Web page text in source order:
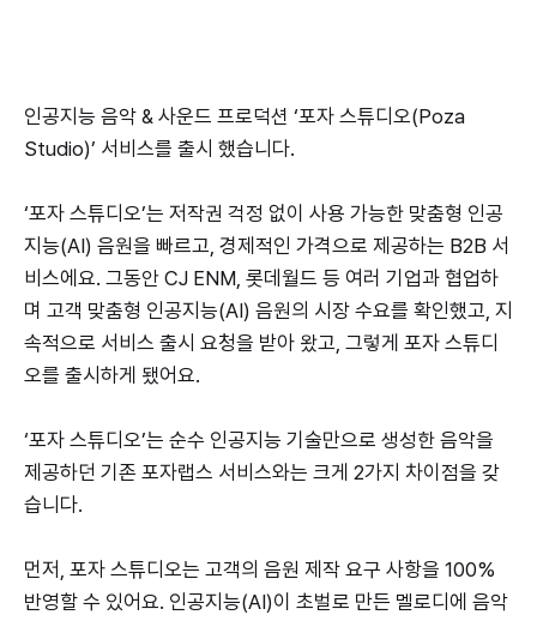
인공지능 음악 & 사운드 프로덕션 ‘포자 스튜디오(Poza
Studio)’ 서비스를 출시 했습니다.
‘포자 스튜디오’는 저작권 걱정 없이 사용 가능한 맞춤형 인공
지능(AI) 음원을 빠르고, 경제적인 가격으로 제공하는 B2B 서
비스에요. 그동안 CJ ENM, 롯데월드 등 여러 기업과 협업하
며 고객 맞춤형 인공지능(AI) 음원의 시장 수요를 확인했고, 지
속적으로 서비스 출시 요청을 받아 왔고, 그렇게 포자 스튜디
오를 출시하게 됐어요.
‘포자 스튜디오’는 순수 인공지능 기술만으로 생성한 음악을
제공하던 기존 포자랩스 서비스와는 크게 2가지 차이점을 갖
습니다.
먼저, 포자 스튜디오는 고객의 음원 제작 요구 사항을 100%
반영할 수 있어요. 인공지능(AI)이 초벌로 만든 멜로디에 음악